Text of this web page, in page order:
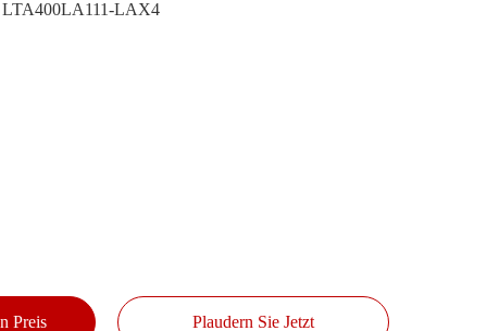
LTA400LA111-LAX4
Preis Plaudern Sie Jetzt